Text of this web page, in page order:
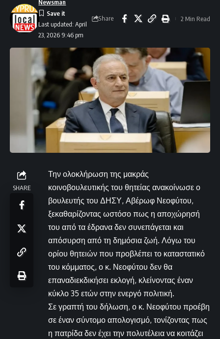
Last updated: April
23, 2026 9:46 pm
Newsman
Share 2 Min Read
SHARE
Την ολοκλήρωση της μακράς
κοινοβουλευτικής του θητείας ανακοίνωσε ο
βουλευτής του ΔΗΣΥ, Αβέρωφ Νεοφύτου,
ξεκαθαρίζοντας ωστόσο πως η αποχώρησή
του από τα έδρανα δεν συνεπάγεται και
απόσυρση από τη δημόσια ζωή. Λόγω του
ορίου θητειών που προβλέπει το καταστατικό
του κόμματος, ο κ. Νεοφύτου δεν θα
επαναδιεκδικήσει εκλογή, κλείνοντας έναν
κύκλο 35 ετών στην ενεργό πολιτική.
Σε γραπτή του δήλωση, ο κ. Νεοφύτου προέβη
σε έναν σύντομο απολογισμό, τονίζοντας πως
η πατρίδα δεν έχει την πολυτέλεια να κοιτάζει